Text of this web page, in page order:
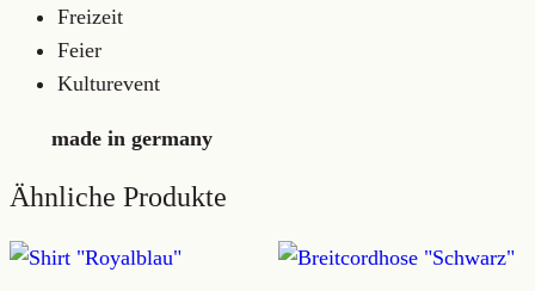
Freizeit
Feier
Kulturevent
made in germany
Ähnliche Produkte